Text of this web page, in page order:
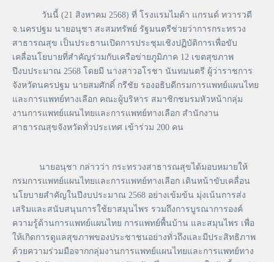
วันนี้ (21 สิงหาคม 2568) ที่ โรงแรมไมด้า แกรนด์ ทวารวดี
จ.นครปฐม นายอนุชา สะสมทรัพย์ รัฐมนตรีช่วยว่าการกระทรวง
สาธารณสุข เป็นประธานเปิดการประชุมเชิงปฏิบัติการเพื่อขับ
เคลื่อนโยบายที่สำคัญร่วมกับเครือข่ายภูมิภาค 12 เขตสุขภาพ
ปีงบประมาณ 2568 โดยมี นางสาวอโรชา นันทมนตรี ผู้ว่าราชการ
จังหวัดนครปฐม นายสมศักดิ์ กรีชัย รองอธิบดีกรมการแพทย์แผนไทย
และการแพทย์ทางเลือก คณะผู้บริหาร สมาชิกชมรมหัวหน้ากลุ่ม
งานการแพทย์แผนไทยและการแพทย์ทางเลือก สำนักงาน
สาธารณสุขจังหวัดทั่วประเทศ เข้าร่วม 200 คน
นายอนุชา กล่าวว่า กระทรวงสาธารณสุขได้มอบหมายให้
กรมการแพทย์แผนไทยและการแพทย์ทางเลือก เดินหน้าขับเคลื่อน
นโยบายสำคัญในปีงบประมาณ 2568 อย่างเข้มข้น มุ่งเน้นการส่ง
เสริมและสนับสนุนการใช้ยาสมุนไพร รวมถึงการบูรณาการองค์
ความรู้ด้านการแพทย์แผนไทย การแพทย์พื้นบ้าน และสมุนไพร เพื่อ
ให้เกิดการดูแลสุขภาพของประชาชนอย่างทั่วถึงและมีประสิทธิภาพ
ด้วยความร่วมมือจากกลุ่มงานการแพทย์แผนไทยและการแพทย์ทาง